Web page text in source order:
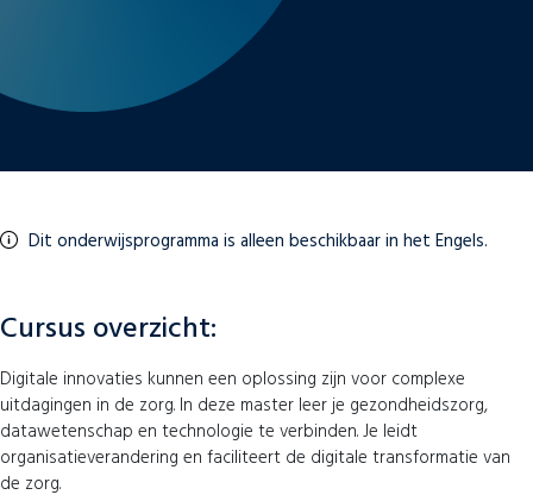
Dit onderwijsprogramma is alleen beschikbaar in het Engels.
Cursus overzicht:
Digitale innovaties kunnen een oplossing zijn voor complexe
uitdagingen in de zorg. In deze master leer je gezondheidszorg,
datawetenschap en technologie te verbinden. Je leidt
organisatieverandering en faciliteert de digitale transformatie van
de zorg.